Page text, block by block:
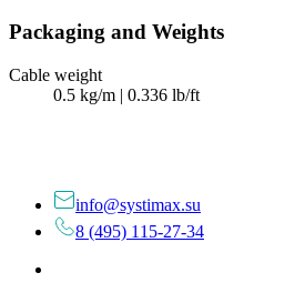
Packaging and Weights
Cable weight
0.5 kg/m | 0.336 lb/ft
info@systimax.su
8 (495) 115-27-34